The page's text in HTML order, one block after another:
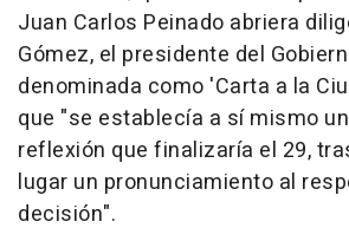
Juan Carlos Peinado abriera
Gómez, el presidente del
denominada como 'Carta a la
que "se establecía a sí mismo
reflexión que finalizaría el 29,
lugar un pronunciamiento al
decisión".